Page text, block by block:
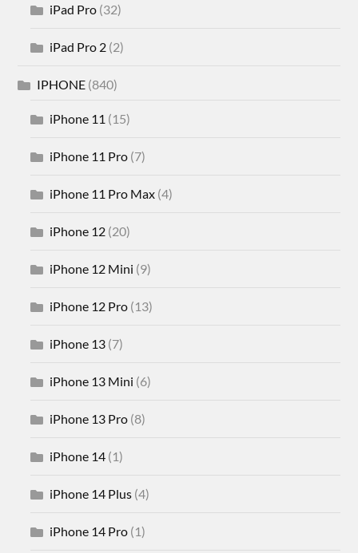
iPad Pro (32)
iPad Pro 2 (2)
IPHONE (840)
iPhone 11 (15)
iPhone 11 Pro (7)
iPhone 11 Pro Max (4)
iPhone 12 (20)
iPhone 12 Mini (9)
iPhone 12 Pro (13)
iPhone 13 (7)
iPhone 13 Mini (6)
iPhone 13 Pro (8)
iPhone 14 (1)
iPhone 14 Plus (4)
iPhone 14 Pro (1)